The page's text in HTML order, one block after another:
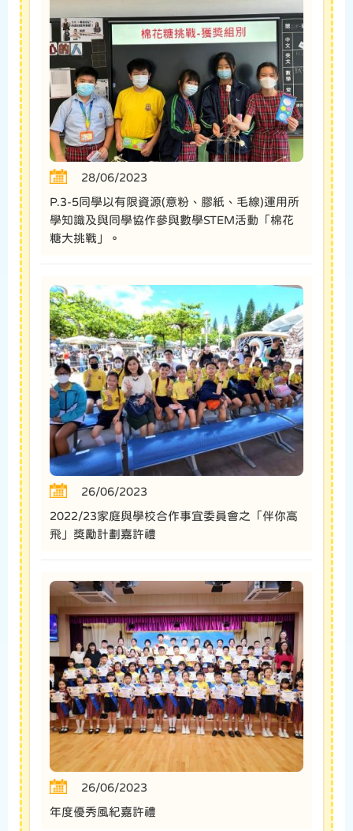
28/06/2023
P.3-5同學以有限資源(意粉、膠紙、毛線)運用所
學知識及與同學協作參與數學STEM活動「棉花
糖大挑戰」。
26/06/2023
2022/23家庭與學校合作事宜委員會之「伴你高
飛」獎勵計劃嘉許禮
26/06/2023
年度優秀風紀嘉許禮